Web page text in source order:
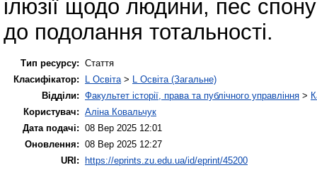
ілюзії щодо людини, пес
до подолання тотальності.
Тип ресурсу: Стаття
Класифікатор:
L Освіта > L Освіта (Загальне)
Відділи: Факультет історії, права та публічного управління >
Користувач: Аліна Ковальчук
Дата подачі: 08 Вер 2025 12:01
Оновлення: 08 Вер 2025 12:27
URI: https://eprints.zu.edu.ua/id/eprint/45200